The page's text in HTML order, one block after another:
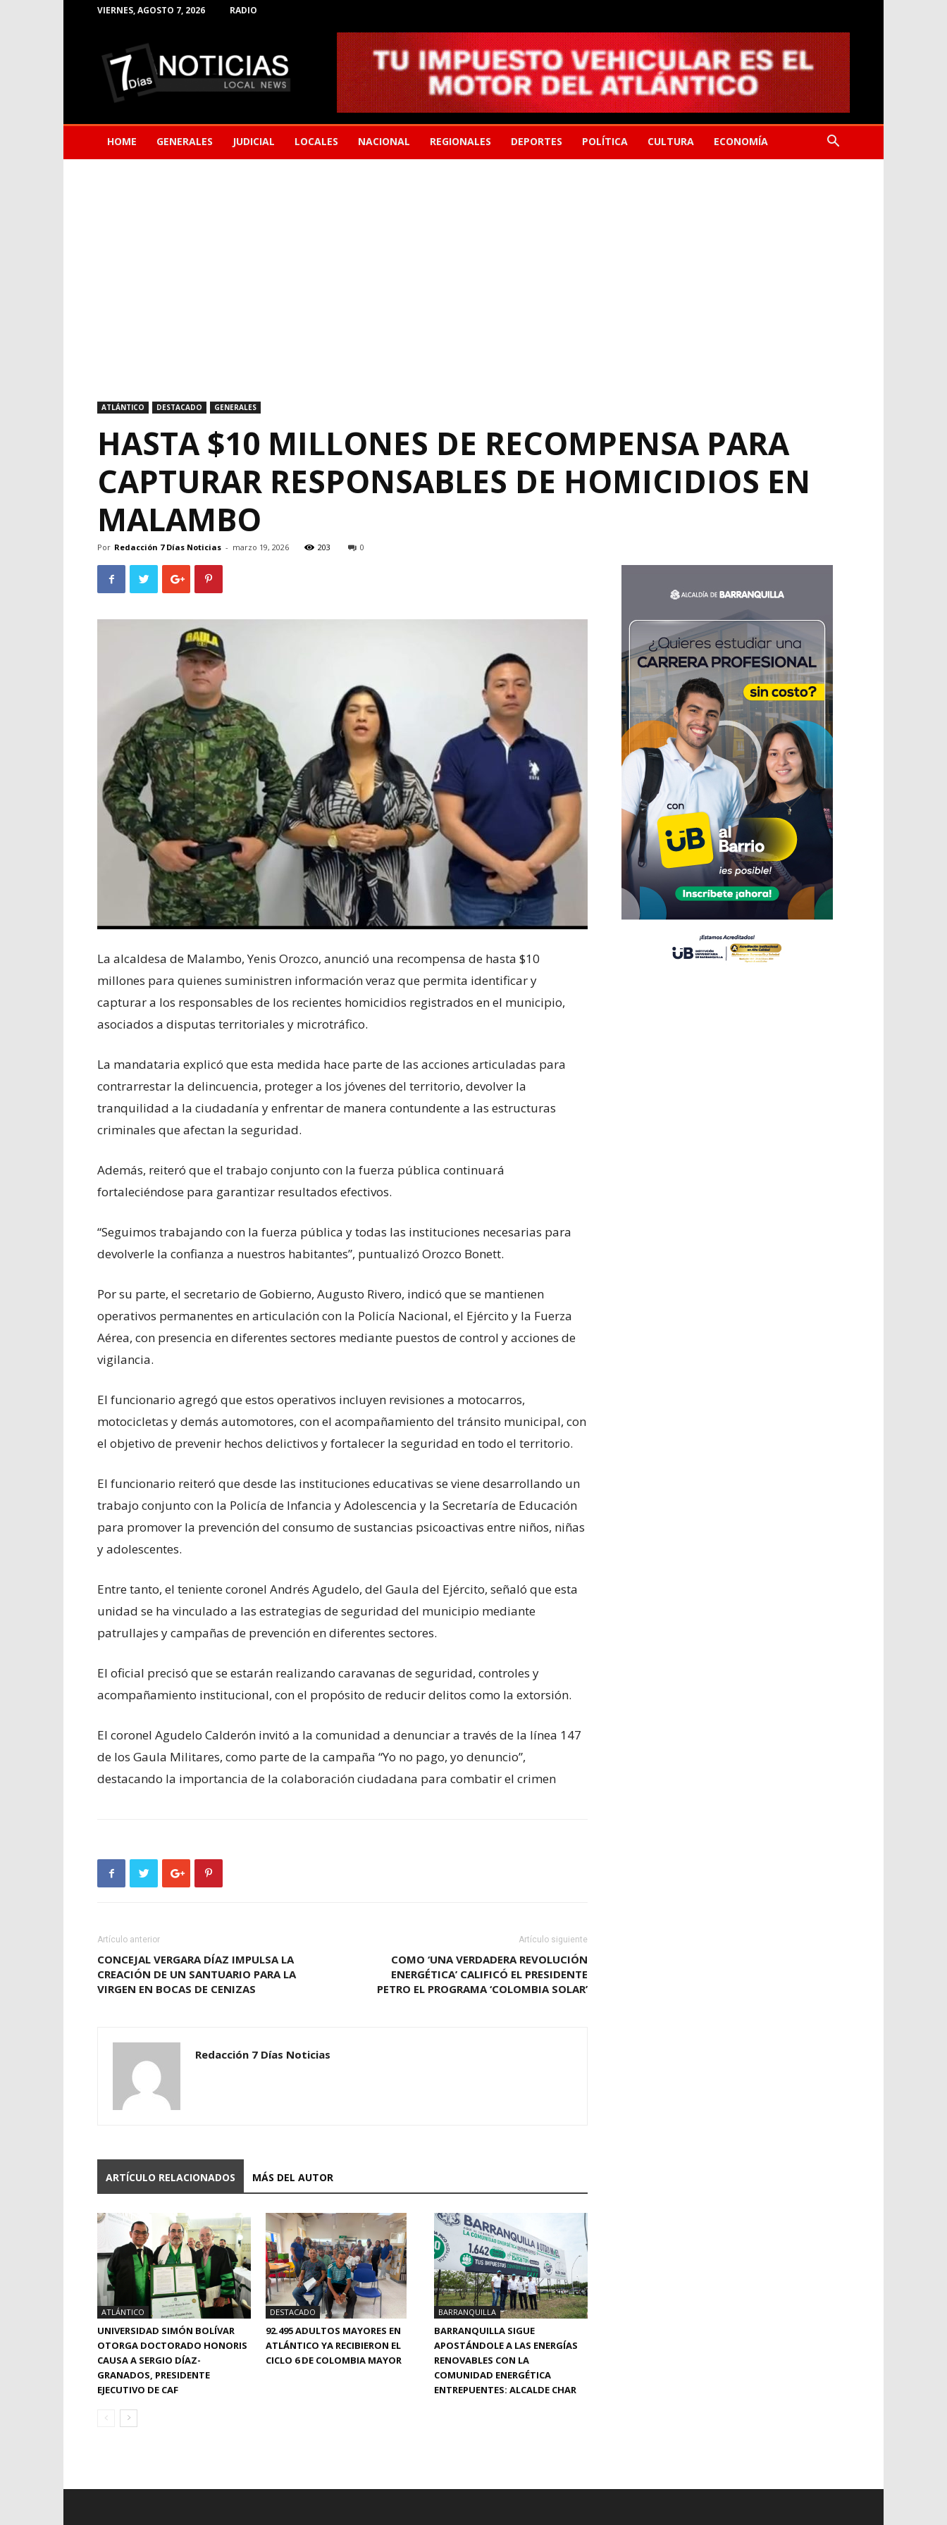
VIERNES, AGOSTO 7, 2026 RADIO
Noticias
de
Barranquilla
HOME GENERALES JUDICIAL LOCALES NACIONAL REGIONALES DEPORTES POLÍTICA CULTURA ECONOMÍA
ATLÁNTICO DESTACADO GENERALES
HASTA $10 MILLONES DE RECOMPENSA PARA
CAPTURAR RESPONSABLES DE HOMICIDIOS EN
MALAMBO
Por Redacción 7 Días Noticias - marzo 19, 2026 203 0
La alcaldesa de Malambo, Yenis Orozco, anunció una recompensa de hasta $10
millones para quienes suministren información veraz que permita identificar y
capturar a los responsables de los recientes homicidios registrados en el municipio,
asociados a disputas territoriales y microtráfico.
La mandataria explicó que esta medida hace parte de las acciones articuladas para
contrarrestar la delincuencia, proteger a los jóvenes del territorio, devolver la
tranquilidad a la ciudadanía y enfrentar de manera contundente a las estructuras
criminales que afectan la seguridad.
Además, reiteró que el trabajo conjunto con la fuerza pública continuará
fortaleciéndose para garantizar resultados efectivos.
“Seguimos trabajando con la fuerza pública y todas las instituciones necesarias para
devolverle la confianza a nuestros habitantes”, puntualizó Orozco Bonett.
Por su parte, el secretario de Gobierno, Augusto Rivero, indicó que se mantienen
operativos permanentes en articulación con la Policía Nacional, el Ejército y la Fuerza
Aérea, con presencia en diferentes sectores mediante puestos de control y acciones de
vigilancia.
El funcionario agregó que estos operativos incluyen revisiones a motocarros,
motocicletas y demás automotores, con el acompañamiento del tránsito municipal, con
el objetivo de prevenir hechos delictivos y fortalecer la seguridad en todo el territorio.
El funcionario reiteró que desde las instituciones educativas se viene desarrollando un
trabajo conjunto con la Policía de Infancia y Adolescencia y la Secretaría de Educación
para promover la prevención del consumo de sustancias psicoactivas entre niños, niñas
y adolescentes.
Entre tanto, el teniente coronel Andrés Agudelo, del Gaula del Ejército, señaló que esta
unidad se ha vinculado a las estrategias de seguridad del municipio mediante
patrullajes y campañas de prevención en diferentes sectores.
El oficial precisó que se estarán realizando caravanas de seguridad, controles y
acompañamiento institucional, con el propósito de reducir delitos como la extorsión.
El coronel Agudelo Calderón invitó a la comunidad a denunciar a través de la línea 147
de los Gaula Militares, como parte de la campaña “Yo no pago, yo denuncio”,
destacando la importancia de la colaboración ciudadana para combatir el crimen
Artículo anterior
CONCEJAL VERGARA DÍAZ IMPULSA LA
CREACIÓN DE UN SANTUARIO PARA LA
VIRGEN EN BOCAS DE CENIZAS
Artículo siguiente
COMO ‘UNA VERDADERA REVOLUCIÓN
ENERGÉTICA’ CALIFICÓ EL PRESIDENTE
PETRO EL PROGRAMA ‘COLOMBIA SOLAR’
Redacción 7 Días Noticias
ARTÍCULO RELACIONADOS MÁS DEL AUTOR
ATLÁNTICO
UNIVERSIDAD SIMÓN BOLÍVAR
OTORGA DOCTORADO HONORIS
CAUSA A SERGIO DÍAZ-
GRANADOS, PRESIDENTE
EJECUTIVO DE CAF
DESTACADO
92.495 ADULTOS MAYORES EN
ATLÁNTICO YA RECIBIERON EL
CICLO 6 DE COLOMBIA MAYOR
BARRANQUILLA
BARRANQUILLA SIGUE
APOSTÁNDOLE A LAS ENERGÍAS
RENOVABLES CON LA
COMUNIDAD ENERGÉTICA
ENTREPUENTES: ALCALDE CHAR